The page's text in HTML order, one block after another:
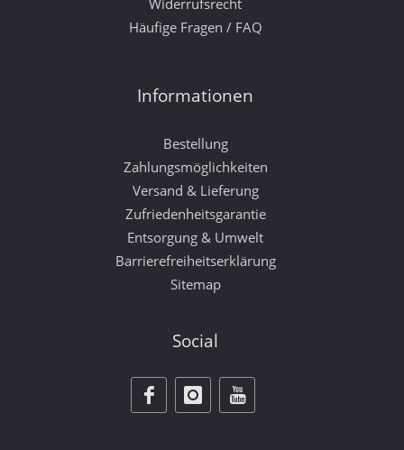
Widerrufsrecht
Häufige Fragen / FAQ
Informationen
Bestellung
Zahlungsmöglichkeiten
Versand & Lieferung
Zufriedenheitsgarantie
Entsorgung & Umwelt
Barrierefreiheitserklärung
Sitemap
Social